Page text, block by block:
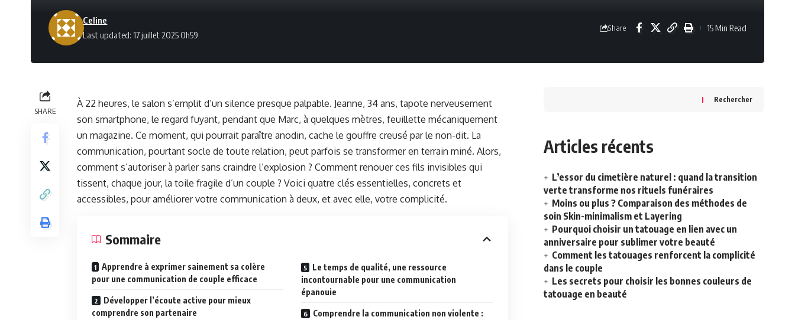
Last updated: 17 juillet 2025 0h59
Celine
Share 15 Min Read
SHARE
À 22 heures, le salon s’emplit d’un silence presque palpable. Jeanne, 34 ans, tapote nerveusement
son smartphone, le regard fuyant, pendant que Marc, à quelques mètres, feuillette mécaniquement
un magazine. Ce moment, qui pourrait paraître anodin, cache le gouffre creusé par le non-dit. La
communication, pourtant socle de toute relation, peut parfois se transformer en terrain miné. Alors,
comment s’autoriser à parler sans craindre l’explosion ? Comment renouer ces fils invisibles qui
tissent, chaque jour, la toile fragile d’un couple ? Voici quatre clés essentielles, concrets et
accessibles, pour améliorer votre communication à deux, et avec elle, votre complicité.
Sommaire
Apprendre à exprimer sainement sa colère
pour une communication de couple efficace
Développer l’écoute active pour mieux
comprendre son partenaire
Le temps de qualité, une ressource
incontournable pour une communication
épanouie
Comprendre la communication non violente :
Rechercher
Articles récents
L’essor du cimetière naturel : quand la transition
verte transforme nos rituels funéraires
Moins ou plus ? Comparaison des méthodes de
soin Skin-minimalism et Layering
Pourquoi choisir un tatouage en lien avec un
anniversaire pour sublimer votre beauté
Comment les tatouages renforcent la complicité
dans le couple
Les secrets pour choisir les bonnes couleurs de
tatouage en beauté